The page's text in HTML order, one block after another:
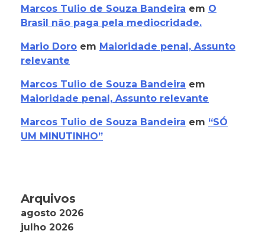
Marcos Tulio de Souza Bandeira em O
Brasil não paga pela mediocridade.
Mario Doro em Maioridade penal, Assunto
relevante
Marcos Tulio de Souza Bandeira em
Maioridade penal, Assunto relevante
Marcos Tulio de Souza Bandeira em “SÓ
UM MINUTINHO”
Arquivos
agosto 2026
julho 2026